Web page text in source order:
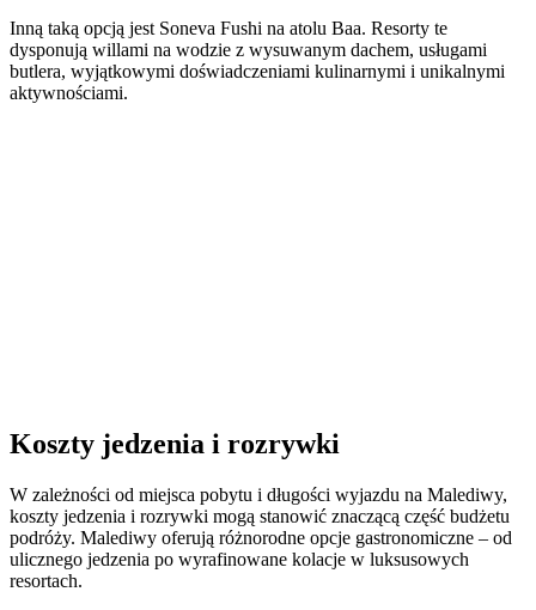
Inną taką opcją jest Soneva Fushi na atolu Baa. Resorty te
dysponują willami na wodzie z wysuwanym dachem, usługami
butlera, wyjątkowymi doświadczeniami kulinarnymi i unikalnymi
aktywnościami.
Koszty jedzenia i rozrywki
W zależności od miejsca pobytu i długości wyjazdu na Malediwy,
koszty jedzenia i rozrywki mogą stanowić znaczącą część budżetu
podróży. Malediwy oferują różnorodne opcje gastronomiczne – od
ulicznego jedzenia po wyrafinowane kolacje w luksusowych
resortach.